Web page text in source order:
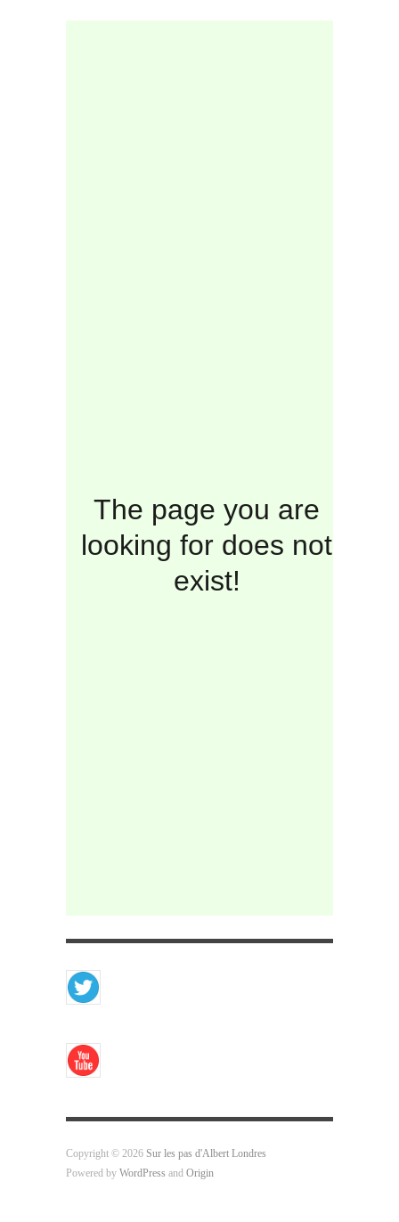
Copyright © 2026 Sur les pas d'Albert Londres
Powered by WordPress and Origin